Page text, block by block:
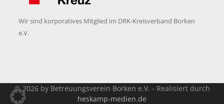
Wir sind korporatives Mitglied im DRK-Kreisverband Borken
e.V.
© 2026 by Betreuungsverein Borken e.V. - Realisiert durch
heskamp-medien.de